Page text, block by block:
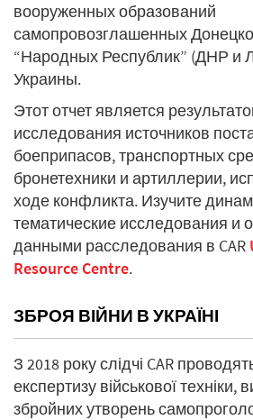
вооруженных образований
самопровозглашенных
“Народных Республик” (ДНР и
Украины.
Этот отчет является
исследования источников
боеприпасов, транспортных
бронетехники и артиллерии,
ходе конфликта. Изучите
тематические исследования и
данными расследования в CAR
Resource Centre.
ЗБРОЯ ВІЙНИ В УКРАЇНІ
З 2018 року слідчі CAR
експертизу військової техніки,
збройних утворень